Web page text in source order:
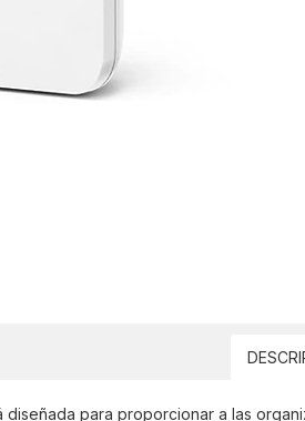
diseñada para proporcionar a las